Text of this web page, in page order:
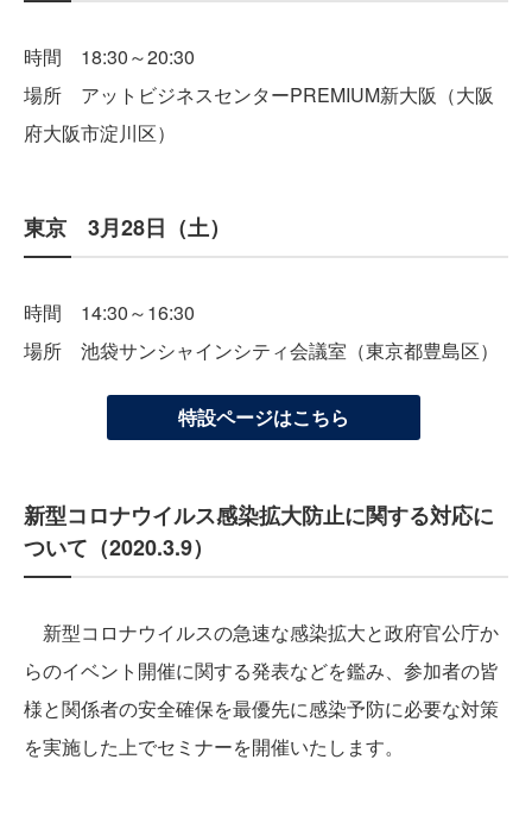
時間 18:30～20:30
場所 アットビジネスセンターPREMIUM新大阪（大阪
府大阪市淀川区）
東京 3月28日（土）
時間 14:30～16:30
場所 池袋サンシャインシティ会議室（東京都豊島区）
特設ページはこちら
新型コロナウイルス感染拡大防止に関する対応に
ついて（2020.3.9）
新型コロナウイルスの急速な感染拡大と政府官公庁か
らのイベント開催に関する発表などを鑑み、参加者の皆
様と関係者の安全確保を最優先に感染予防に必要な対策
を実施した上でセミナーを開催いたします。